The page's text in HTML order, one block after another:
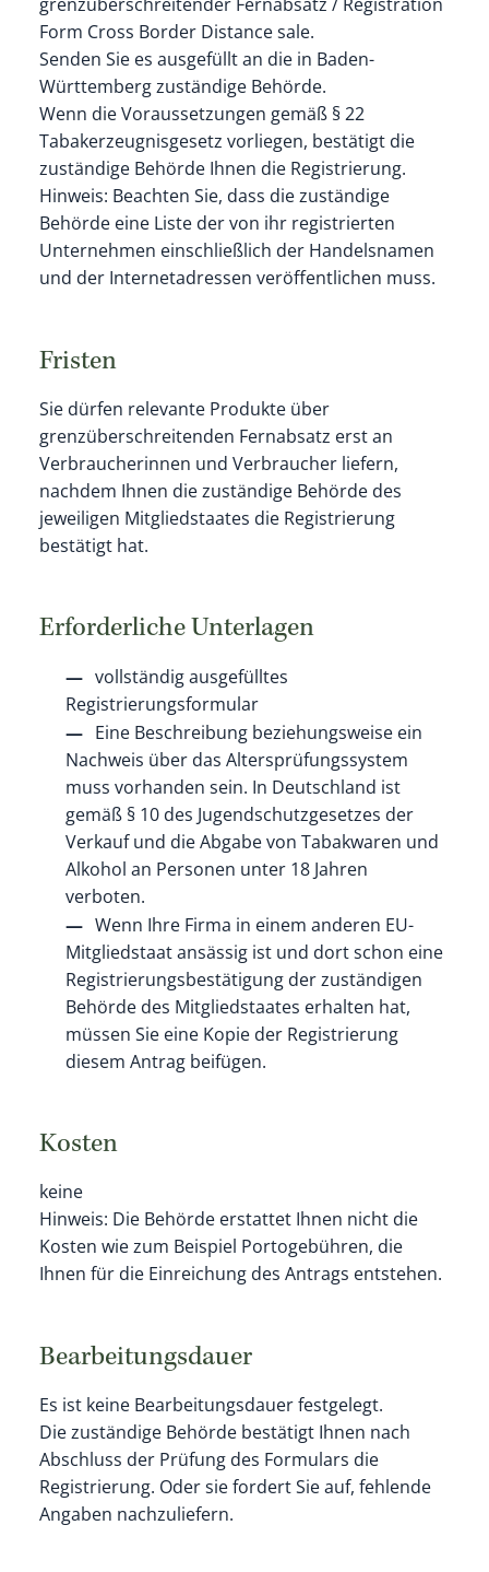
Form Cross Border Distance sale.
Senden Sie es ausgefüllt an die in Baden-
Württemberg zuständige Behörde.
Wenn die Voraussetzungen gemäß § 22
Tabakerzeugnisgesetz vorliegen, bestätigt die
zuständige Behörde Ihnen die Registrierung.
Hinweis: Beachten Sie, dass die zuständige
Behörde eine Liste der von ihr registrierten
Unternehmen einschließlich der Handelsnamen
und der Internetadressen veröffentlichen muss.
Fristen
Sie dürfen relevante Produkte über
grenzüberschreitenden Fernabsatz erst an
Verbraucherinnen und Verbraucher liefern,
nachdem Ihnen die zuständige Behörde des
jeweiligen Mitgliedstaates die Registrierung
bestätigt hat.
Erforderliche Unterlagen
vollständig ausgefülltes
Registrierungsformular
Eine Beschreibung beziehungsweise ein
Nachweis über das Altersprüfungssystem
muss vorhanden sein. In Deutschland ist
gemäß § 10 des Jugendschutzgesetzes der
Verkauf und die Abgabe von Tabakwaren und
Alkohol an Personen unter 18 Jahren
verboten.
Wenn Ihre Firma in einem anderen EU-
Mitgliedstaat ansässig ist und dort schon eine
Registrierungsbestätigung der zuständigen
Behörde des Mitgliedstaates erhalten hat,
müssen Sie eine Kopie der Registrierung
diesem Antrag beifügen.
Kosten
keine
Hinweis: Die Behörde erstattet Ihnen nicht die
Kosten wie zum Beispiel Portogebühren, die
Ihnen für die Einreichung des Antrags entstehen.
Bearbeitungsdauer
Es ist keine Bearbeitungsdauer festgelegt.
Die zuständige Behörde bestätigt Ihnen nach
Abschluss der Prüfung des Formulars die
Registrierung. Oder sie fordert Sie auf, fehlende
Angaben nachzuliefern.